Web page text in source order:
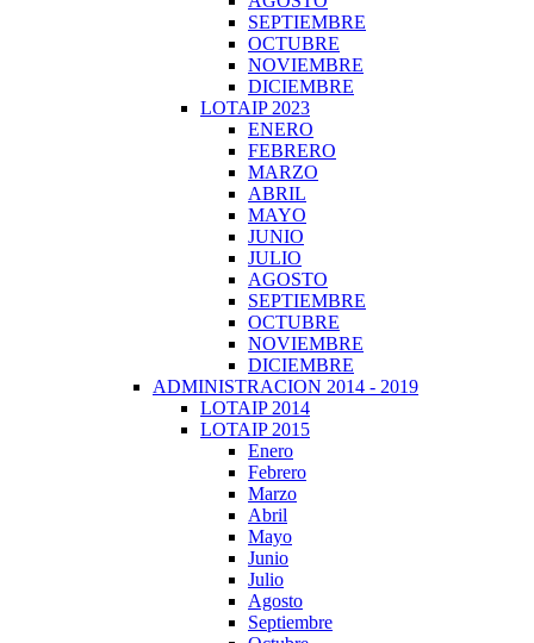
SEPTIEMBRE
OCTUBRE
NOVIEMBRE
DICIEMBRE
LOTAIP 2023
ENERO
FEBRERO
MARZO
ABRIL
MAYO
JUNIO
JULIO
AGOSTO
SEPTIEMBRE
OCTUBRE
NOVIEMBRE
DICIEMBRE
ADMINISTRACION 2014 - 2019
LOTAIP 2014
LOTAIP 2015
Enero
Febrero
Marzo
Abril
Mayo
Junio
Julio
Agosto
Septiembre